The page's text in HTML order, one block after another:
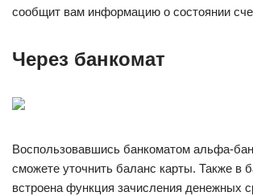
сообщит вам информацию о состоянии
Через банкомат
Воспользовавшись банкоматом альфа-
сможете уточнить баланс карты. Также в
встроена функция зачисления денежных